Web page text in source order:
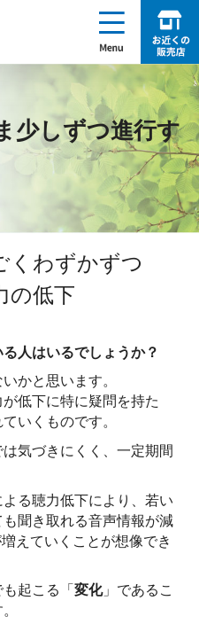
少しずつ進行す
くわずかずつ
の低下
人はいるでしょうか？
かと思います。
低下に特に疑問を持た
いくものです。
は気づきにくく、一定期間
る聴力低下により、若い
聞き取れる音声情報が減
えていくことが想像でき
も起こる「変化」であるこ